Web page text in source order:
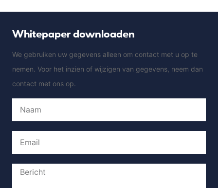
Whitepaper downloaden
We gebruiken uw gegevens alleen om contact met u op te
nemen. Voor het inzien of wijzigen van gegevens, neem dan
contact met ons op.